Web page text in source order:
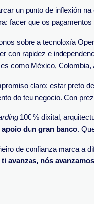
un punto de inflexión
facer que os
sobre a tecnoloxía
con rapidez e
como México, Colombia,
claro: estar preto
do teu negocio. Con
100 % dixital,
dun gran banco.
de confianza marca a
ti avanzas, nós